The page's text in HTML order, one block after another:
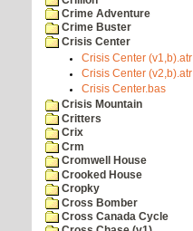
Crime Adventure
Crime Buster
Crisis Center
Crisis Center (v1,b).atr
Crisis Center (v2,b).atr
Crisis Center.bas
Crisis Mountain
Critters
Crix
Crm
Cromwell House
Crooked House
Cropky
Cross Bomber
Cross Canada Cycle